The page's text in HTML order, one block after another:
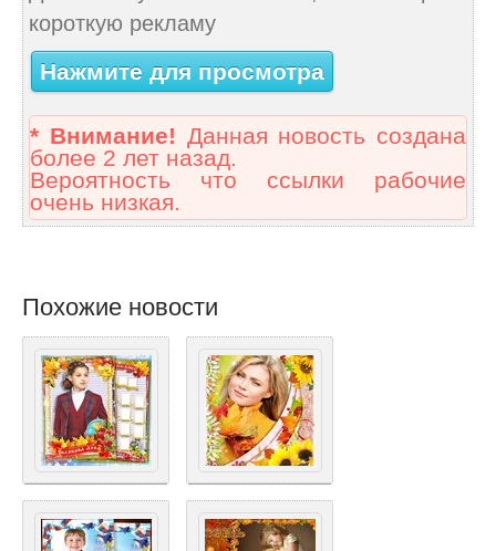
короткую рекламу
Нажмите для просмотра
* Внимание! Данная новость создана
более 2 лет назад.
Вероятность что ссылки рабочие
очень низкая.
Похожие новости